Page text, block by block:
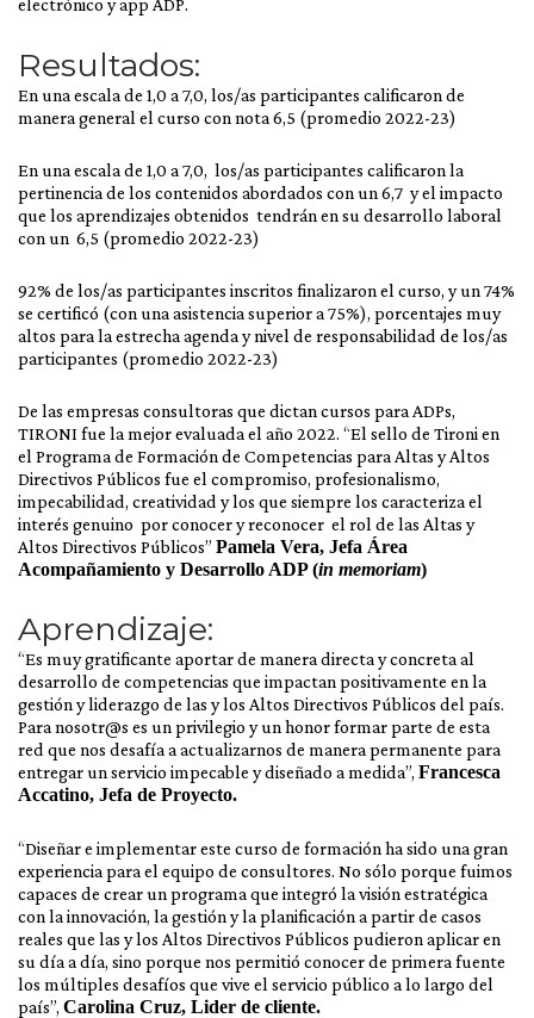
electrónico y app ADP.
Resultados:
En una escala de 1,0 a 7,0, los/as participantes calificaron de
manera general el curso con nota 6,5 (promedio 2022-23)
En una escala de 1,0 a 7,0, los/as participantes calificaron la
pertinencia de los contenidos abordados con un 6,7 y el impacto
que los aprendizajes obtenidos tendrán en su desarrollo laboral
con un 6,5 (promedio 2022-23)
92% de los/as participantes inscritos finalizaron el curso, y un 74%
se certificó (con una asistencia superior a 75%), porcentajes muy
altos para la estrecha agenda y nivel de responsabilidad de los/as
participantes (promedio 2022-23)
De las empresas consultoras que dictan cursos para ADPs,
TIRONI fue la mejor evaluada el año 2022. “El sello de Tironi en
el Programa de Formación de Competencias para Altas y Altos
Directivos Públicos fue el compromiso, profesionalismo,
impecabilidad, creatividad y los que siempre los caracteriza el
interés genuino por conocer y reconocer el rol de las Altas y
Altos Directivos Públicos” Pamela Vera, Jefa Área
Acompañamiento y Desarrollo ADP (in memoriam)
Aprendizaje:
“Es muy gratificante aportar de manera directa y concreta al
desarrollo de competencias que impactan positivamente en la
gestión y liderazgo de las y los Altos Directivos Públicos del país.
Para nosotr@s es un privilegio y un honor formar parte de esta
red que nos desafía a actualizarnos de manera permanente para
entregar un servicio impecable y diseñado a medida”, Francesca
Accatino, Jefa de Proyecto.
“Diseñar e implementar este curso de formación ha sido una gran
experiencia para el equipo de consultores. No sólo porque fuimos
capaces de crear un programa que integró la visión estratégica
con la innovación, la gestión y la planificación a partir de casos
reales que las y los Altos Directivos Públicos pudieron aplicar en
su día a día, sino porque nos permitió conocer de primera fuente
los múltiples desafíos que vive el servicio público a lo largo del
país”, Carolina Cruz, Lider de cliente.